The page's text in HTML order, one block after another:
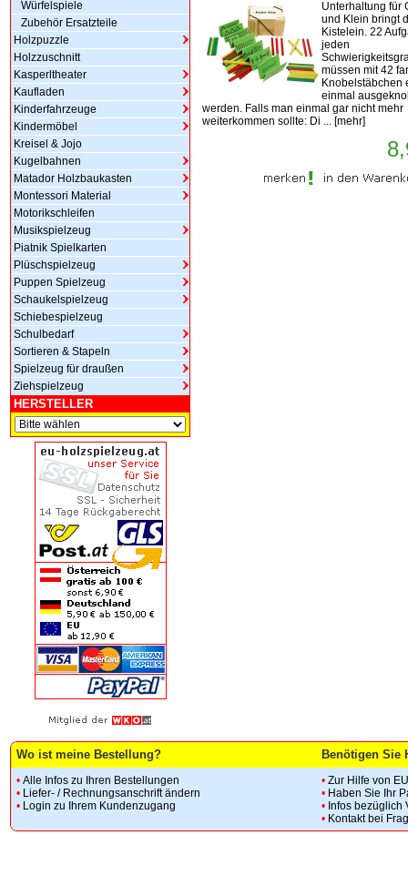
Würfelspiele
Zubehör Ersatzteile
Holzpuzzle
Holzzuschnitt
Kasperltheater
Kaufladen
Kinderfahrzeuge
Kindermöbel
Kreisel & Jojo
Kugelbahnen
Matador Holzbaukasten
Montessori Material
Motorikschleifen
Musikspielzeug
Piatnik Spielkarten
Plüschspielzeug
Puppen Spielzeug
Schaukelspielzeug
Schiebespielzeug
Schulbedarf
Sortieren & Stapeln
Spielzeug für draußen
Ziehspielzeug
HERSTELLER
Unterhaltung für
und Klein bringt
Kistelein. 22
jeden
müssen mit 42
Knobelstäbchen
einmal
werden. Falls man einmal gar nicht mehr
weiterkommen sollte: Di ... [mehr]
Wo ist meine Bestellung? Benötigen Sie
• Alle Infos zu Ihren Bestellungen
• Liefer- / Rechnungsanschrift ändern
• Login zu Ihrem Kundenzugang
• Zur Hilfe von
• Haben Sie Ihr
• Infos bezüglich
• Kontakt bei